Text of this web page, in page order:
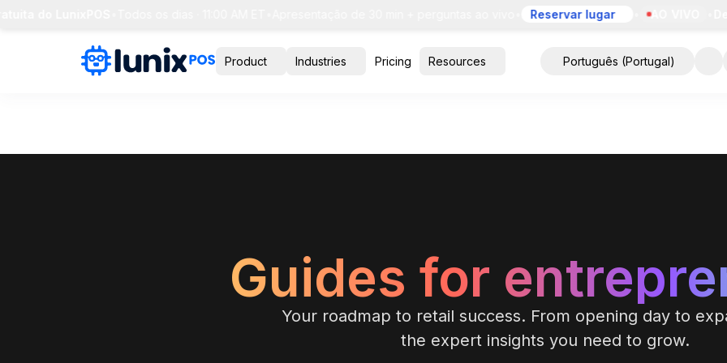
Reservar lugar • AO VIVO
Product Industries Pricing Resources Português (Portugal)
Guides for
Your roadmap to retail success. From opening day to
the expert insights you need to grow.